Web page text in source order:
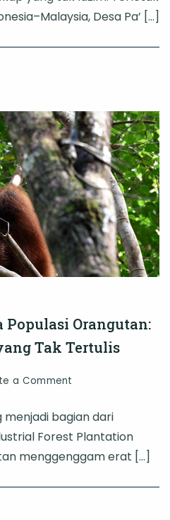
Kidang
dan
Buduk
di
Perbatasan
Melawan
Keterbatasan
Desa Pa’ […]
Orangutan:
Tak Tertulis
a Comment
Balik
Lambatnya
Populasi
Orangutan:
bagian dari
Forest Plantation
menggenggam erat […]